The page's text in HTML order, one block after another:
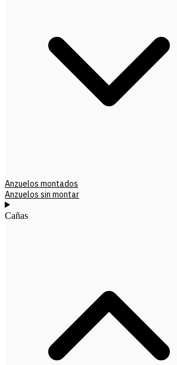
Anzuelos montados
Anzuelos sin montar
Cañas